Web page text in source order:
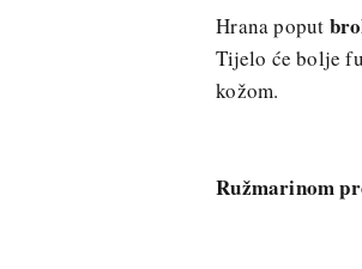
Hrana poput
Tijelo će bolje
kožom.
Ružmarinom